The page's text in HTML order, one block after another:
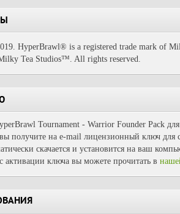
HyperBrawl® is a registered trade mark of
Tea Studios™. All rights reserved.
Tournament - Warrior Founder Pack для
получите на e-mail лицензионный ключ для
скачается и установится на ваш
активации ключа вы можете прочитать в